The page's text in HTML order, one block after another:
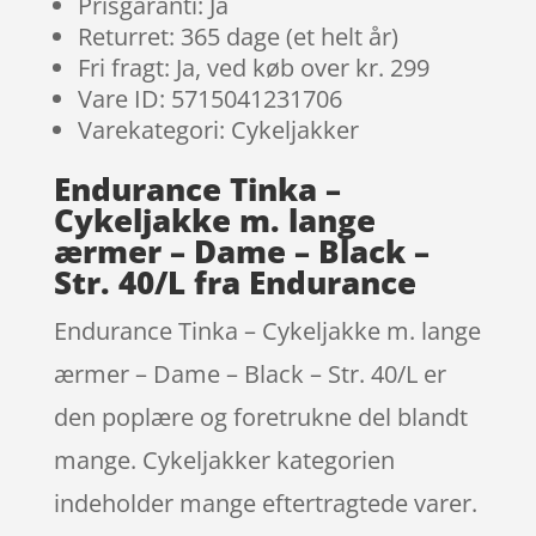
Returret: 365 dage (et helt år)
Fri fragt: Ja, ved køb over kr. 299
Vare ID: 5715041231706
Varekategori: Cykeljakker
Endurance Tinka –
Cykeljakke m. lange
ærmer – Dame – Black –
Str. 40/L fra Endurance
Endurance Tinka – Cykeljakke m. lange
ærmer – Dame – Black – Str. 40/L er
den poplære og foretrukne del blandt
mange. Cykeljakker kategorien
indeholder mange eftertragtede varer.